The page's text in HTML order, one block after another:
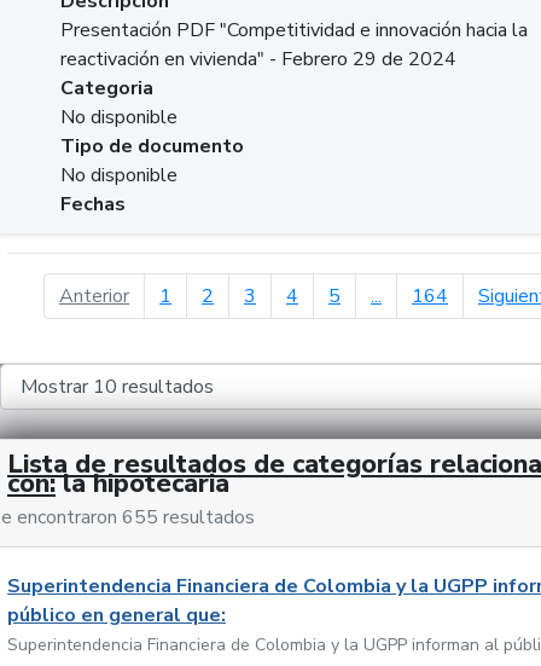
Presentación PDF "Competitividad e innovación hacia la
reactivación en vivienda" - Febrero 29 de 2024
Categoria
No disponible
Tipo de documento
No disponible
Fechas
Anteriorpágina anterior
1 2 3 4 5 ... 164
Lista de resultados de categorías
con: la hipotecaria
encontraron 655 resultados
Superintendencia Financiera de Colombia y la UGPP
público en general que:
Superintendencia Financiera de Colombia y la UGPP informan al